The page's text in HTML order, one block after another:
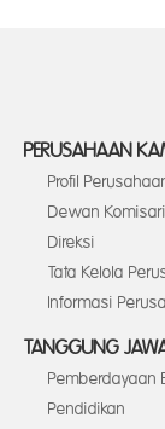
PERUSAHAAN
Profil
Dewan
Direksi
Tata Kelola
Informasi
TANGGUNG
Pemberdayaan
Pendidikan